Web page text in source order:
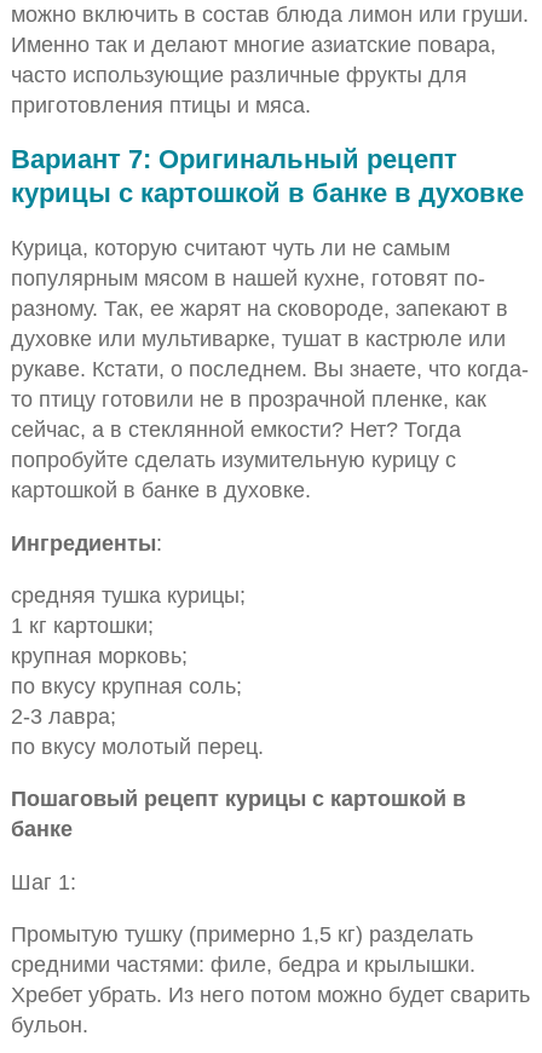
можно включить в состав блюда лимон или груши.
Именно так и делают многие азиатские повара,
часто использующие различные фрукты для
приготовления птицы и мяса.
Вариант 7: Оригинальный рецепт
курицы с картошкой в банке в духовке
Курица, которую считают чуть ли не самым
популярным мясом в нашей кухне, готовят по-
разному. Так, ее жарят на сковороде, запекают в
духовке или мультиварке, тушат в кастрюле или
рукаве. Кстати, о последнем. Вы знаете, что когда-
то птицу готовили не в прозрачной пленке, как
сейчас, а в стеклянной емкости? Нет? Тогда
попробуйте сделать изумительную курицу с
картошкой в банке в духовке.
Ингредиенты:
средняя тушка курицы;
1 кг картошки;
крупная морковь;
по вкусу крупная соль;
2-3 лавра;
по вкусу молотый перец.
Пошаговый рецепт курицы с картошкой в
банке
Шаг 1:
Промытую тушку (примерно 1,5 кг) разделать
средними частями: филе, бедра и крылышки.
Хребет убрать. Из него потом можно будет сварить
бульон.